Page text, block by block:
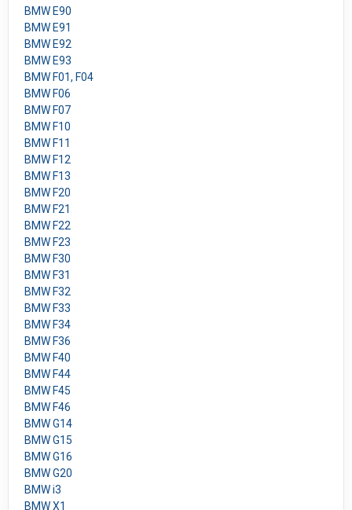
BMW E90
BMW E91
BMW E92
BMW E93
BMW F01, F04
BMW F06
BMW F07
BMW F10
BMW F11
BMW F12
BMW F13
BMW F20
BMW F21
BMW F22
BMW F23
BMW F30
BMW F31
BMW F32
BMW F33
BMW F34
BMW F36
BMW F40
BMW F44
BMW F45
BMW F46
BMW G14
BMW G15
BMW G16
BMW G20
BMW i3
BMW X1